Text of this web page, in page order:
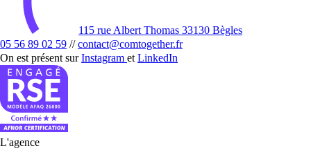
115 rue Albert Thomas 33130 Bègles
05 56 89 02 59 // contact@comtogether.fr
On est présent surInstagram et LinkedIn
L'agence